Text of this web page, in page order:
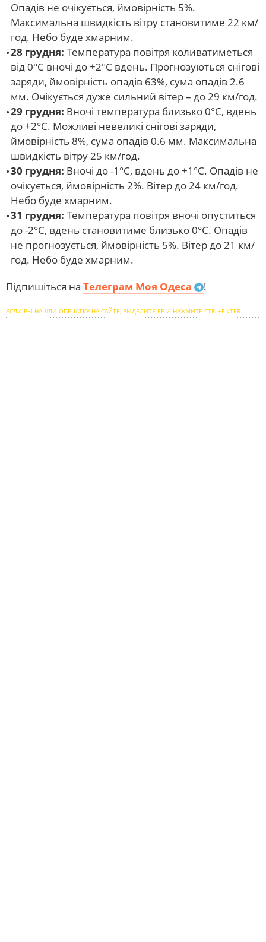
Опадів не очікується, ймовірність 5%.
Максимальна швидкість вітру становитиме 22 км/
год. Небо буде хмарним.
28 грудня: Температура повітря коливатиметься
від 0°С вночі до +2°С вдень. Прогнозуються снігові
заряди, ймовірність опадів 63%, сума опадів 2.6
мм. Очікується дуже сильний вітер – до 29 км/год.
29 грудня: Вночі температура близько 0°С, вдень
до +2°С. Можливі невеликі снігові заряди,
ймовірність 8%, сума опадів 0.6 мм. Максимальна
швидкість вітру 25 км/год.
30 грудня: Вночі до -1°С, вдень до +1°С. Опадів не
очікується, ймовірність 2%. Вітер до 24 км/год.
Небо буде хмарним.
31 грудня: Температура повітря вночі опуститься
до -2°С, вдень становитиме близько 0°С. Опадів
не прогнозується, ймовірність 5%. Вітер до 21 км/
год. Небо буде хмарним.
Підпишіться на Телеграм Моя Одеса !
ЕСЛИ ВЫ НАШЛИ ОПЕЧАТКУ НА САЙТЕ, ВЫДЕЛИТЕ ЕЕ И НАЖМИТЕ CTRL+ENTER